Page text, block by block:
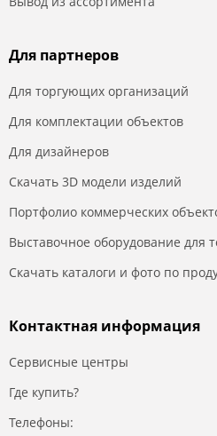
Для партнеров
Для торгующих организаций
Для комплектации объектов
Для дизайнеров
Скачать 3D модели изделий
Портфолио коммерческих
Выставочное оборудование для
Скачать каталоги и фото по
Контактная информация
Сервисные центры
Где купить?
Телефоны: